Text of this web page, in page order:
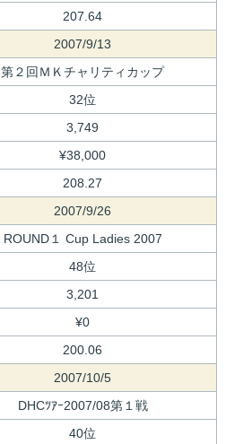
207.64
2007/9/13
第２回ＭＫチャリティカップ
32位
3,749
¥38,000
208.27
2007/9/26
ROUND１ Cup Ladies 2007
48位
3,201
¥0
200.06
2007/10/5
DHCﾂｱｰ2007/08第１戦
40位